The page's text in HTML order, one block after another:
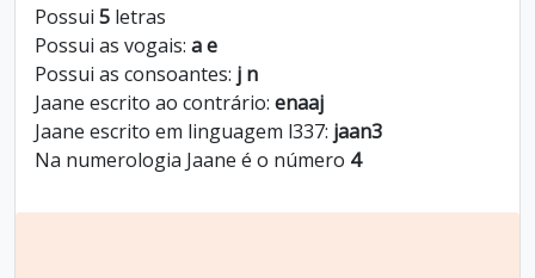
Possui 5 letras
Possui as vogais: a e
Possui as consoantes: j n
Jaane escrito ao contrário: enaaj
Jaane escrito em linguagem l337: jaan3
Na numerologia Jaane é o número 4